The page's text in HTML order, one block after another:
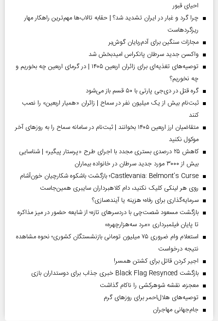
احیای قبور
چرا گرد و غبار در ایران تشدید شد؟ | حقابه تالاب‌ها مهم‌ترین راهکار مهار
ریزگردهاست
مجازات سنگین برای آدم‌ربایان گوش‌بر
واکسن جدید سرطان پانکراس امیدبخش شد
توصیه‌های تغذیه‌ای برای زائران اربعین ۱۴۰۵ | در گرمای اربعین چه بخوریم و
چه نخوریم؟
گره قتل در دی‌جی پارتی با ۵۰ قسم باز می‌شود
ثبت‌نام بیش از یک میلیون نفر در سماح | زائران «همیار اربعین» را نصب
کنند
متقاضیان ارز اربعین ۱۴۰۵ بخوانند | ثبت‌نام در سامانه سماح را به روز‌های آخر
موکول نکنید
کاهش ۲۵ درصدی بستری مجدد با اجرای طرح «پرستار پیگیر» | شناسایی
بیش از ۳۰۰۰ مورد جدید سرطان در خانواده بیماران
Castlevania: Belmont’s Curse؛ بازگشت باشکوه شکارچیان خون‌آشام
روی هر لینکی کلیک نکنید، دام کلاهبرداران سایبری همین‌جاست
سرمایه‌گذاری برای رفاه؛ هزینه یا آینده‌سازی؟
بازگشت مسعود شصت‌چی با دردسر‌های تازه؛ از شایعه حضور در میز مذاکره
تا پایان فیلمبرداری «مرد سه‌هزارچهره»
استعلام وام ضروری ۷۵ میلیون تومانی بازنشستگان کشوری؛ نحوه مشاهده
نتیجه درخواست
اجیر کردن قاتل برای کشتن همسر!
بازگشت Black Flag Resynced خبری جذاب برای دوستداران بازی
معجزه، نقشه شوهرکشی را ناکام گذاشت
توصیه‌های هلال‌احمر برای روز‌های گرم
جام‌جهانی مهاجران